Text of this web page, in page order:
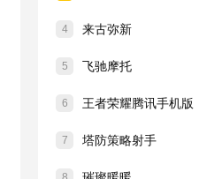
4 来古弥新
5 飞驰摩托
6 王者荣耀腾讯手机版
7 塔防策略射手